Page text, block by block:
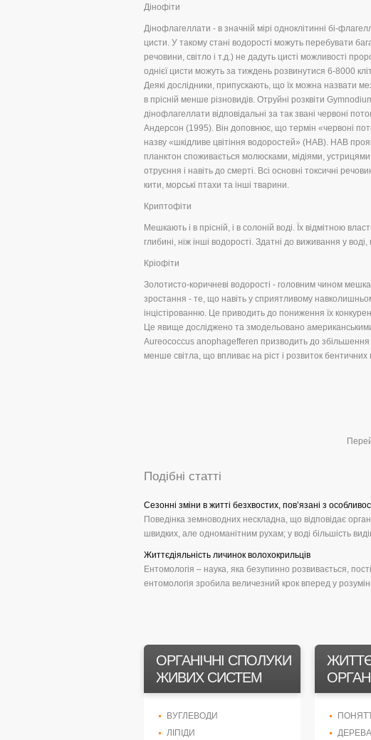
Дінофіти
Дінофлагеллати - в значній мірі одноклітинні бі-
цисти. У такому стані водорості можуть перебувати
речовини, світло і т.д.) не дадуть цисті можливості
однієї цисти можуть за тиждень розвинутися 6-8000
Деякі дослідники, припускають, що їх можна назвати
в прісній менше різновидів. Отруйні розквіти
дінофлагеллати відповідальні за так звані червоні
Андерсон (1995). Він доповнює, що термін «червоні
назву «шкідливе цвітіння водоростей» (НАВ). НАВ
планктон споживається молюсками, мідіями,
отруєння і навіть до смерті. Всі основні токсичні
кити, морські птахи та інші тварини.
Криптофіти
Мешкають і в прісній, і в солоній воді. Їх відмітною
глибині, ніж інші водорості. Здатні до виживання у воді,
Кріофіти
Золотисто-коричневі водорості - головним чином
зростання - те, що навіть у сприятливому
інцістірованню. Це приводить до пониження їх
Це явище досліджено та змодельовано
Aureococcus anophagefferen призводить до збільшення
менше світла, що впливає на ріст і розвиток бентичних
Подібні статті
Сезонні зміни в житті безхвостих, пов’язані з
Поведінка земноводних нескладна, що відповідає
швидких, але одноманітним рухам; у воді більшість
Життєдіяльність личинок волохокрильців
Ентомологія – наука, яка безупинно розвивається,
ентомологія зробила величезний крок вперед у
ОРГАНІЧНІ СПОЛУКИ
ЖИВИХ СИСТЕМ
ВУГЛЕВОДИ
ЛІПІДИ
ДЕРЕВА